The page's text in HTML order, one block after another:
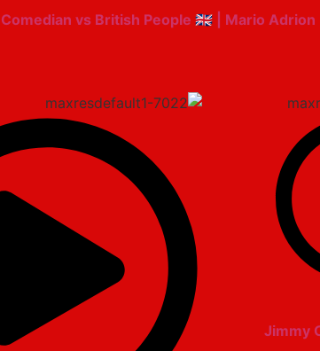
vs British People 🇬🇧 | Mario
Jimmy